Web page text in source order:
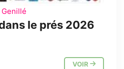
le prés 2026
VOIR